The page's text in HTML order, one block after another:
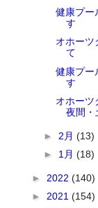
健康プー
す
オホーツ
て
健康プー
す
オホー
夜間・
► 2月(13)
► 1月(18)
► 2022(140)
► 2021(154)